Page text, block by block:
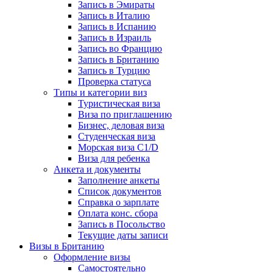
Запись в Эмираты
Запись в Италию
Запись в Испанию
Запись в Израиль
Запись во Францию
Запись в Британию
Запись в Турцию
Проверка статуса
Типы и категории виз
Туристическая виза
Виза по приглашению
Бизнес, деловая виза
Студенческая виза
Морская виза C1/D
Виза для ребенка
Анкета и документы
Заполнение анкеты
Список документов
Справка о зарплате
Оплата конс. сбора
Запись в Посольство
Текущие даты записи
Визы в Британию
Оформление визы
Самостоятельно